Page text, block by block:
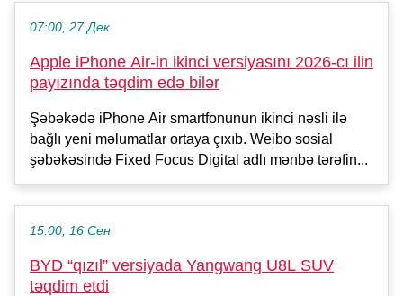
07:00, 27 Дек
Apple iPhone Air-in ikinci versiyasını 2026-cı ilin
payızında təqdim edə bilər
Şəbəkədə iPhone Air smartfonunun ikinci nəsli ilə
bağlı yeni məlumatlar ortaya çıxıb. Weibo sosial
şəbəkəsində Fixed Focus Digital adlı mənbə tərəfin...
15:00, 16 Сен
BYD “qızıl” versiyada Yangwang U8L SUV
təqdim etdi